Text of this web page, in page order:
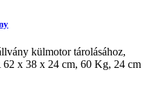
külmotor tárolásához,
62 x 38 x 24 cm, 60 Kg, 24 cm